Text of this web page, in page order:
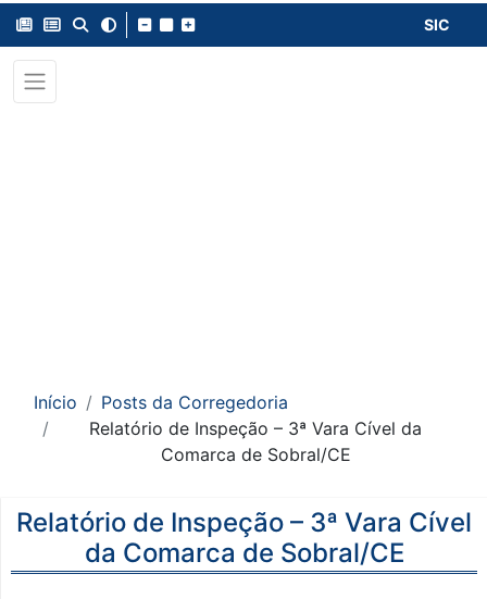
SIC
Início
Posts da Corregedoria
Relatório de Inspeção – 3ª Vara Cível da
Comarca de Sobral/CE
Relatório de Inspeção – 3ª Vara Cível
da Comarca de Sobral/CE